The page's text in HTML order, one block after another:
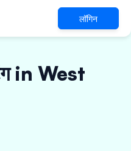
लॉगिन
in West